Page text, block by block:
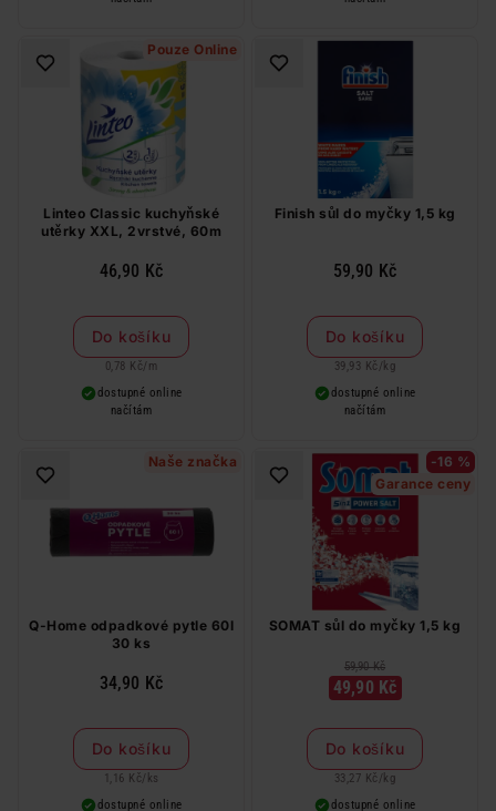
Pouze Online
Linteo Classic kuchyňské
utěrky XXL, 2vrstvé, 60m
46,90 Kč
Do košíku
0,78 Kč/ m
dostupné online
načítám
Finish sůl do myčky 1,5 kg
59,90 Kč
Do košíku
39,93 Kč / kg
dostupné online
načítám
Naše značka
Q-Home odpadkové pytle 60l
30 ks
34,90 Kč
Do košíku
1,16 Kč/ ks
dostupné online
-16 %
Garance ceny
SOMAT sůl do myčky 1,5 kg
59,90 Kč
49,90 Kč
Do košíku
33,27 Kč / kg
dostupné online